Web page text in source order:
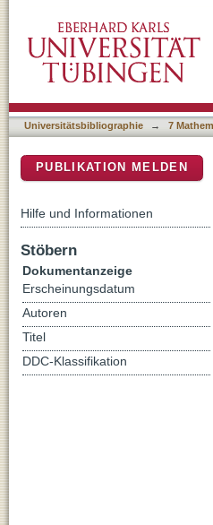
primate superior
Universitätsbibliographie → 7
PUBLIKATION MELDEN
Hilfe und Informationen
Stöbern
Dokumentanzeige
Erscheinungsdatum
Autoren
Titel
DDC-Klassifikation